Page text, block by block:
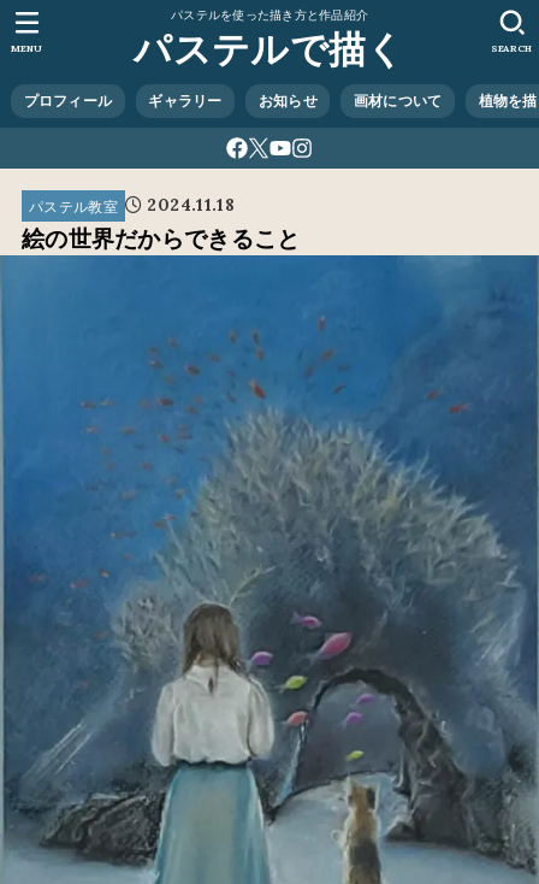
パステルを使った描き方と作品紹介
パステルで描く
プロフィール ギャラリー お知らせ 画材について 植物を
SEARCH
MENU
パステル教室 2024.11.18
絵の世界だからできること